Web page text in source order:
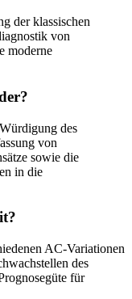
der klassischen
von
moderne
des
von
sowie die
in die
AC-Variationen
des
für